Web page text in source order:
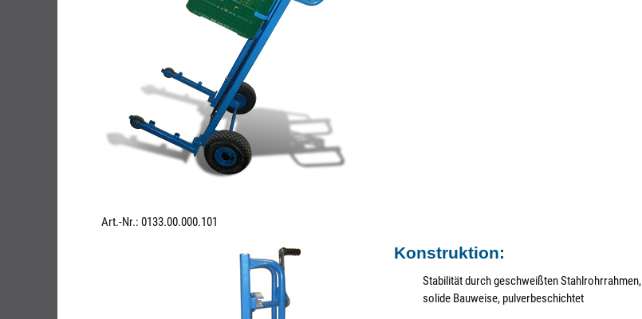
Art.-Nr.: 0133.00.000.101
Konstruktion:
Stabilität durch geschweißten Stahlrohrrahmen,
solide Bauweise, pulverbeschichtet